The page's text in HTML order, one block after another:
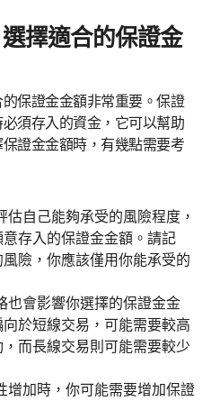
擇適合的保證金
保證金金額非常重要。保證
須存入的資金，它可以幫助
證金金額時，有幾點需要考
估自己能夠承受的風險程度，
存入的保證金金額。請記
險，你應該僅用你能承受的
也會影響你選擇的保證金金
於短線交易，可能需要較高
而長線交易則可能需要較少
增加時，你可能需要增加保證